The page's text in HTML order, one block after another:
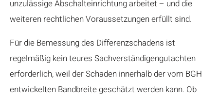
unzulässige Abschalteinrichtung arbeitet – und die
weiteren rechtlichen Voraussetzungen erfüllt sind.
Für die Bemessung des Differenzschadens ist
regelmäßig kein teures Sachverständigengutachten
erforderlich, weil der Schaden innerhalb der vom BGH
entwickelten Bandbreite geschätzt werden kann. Ob